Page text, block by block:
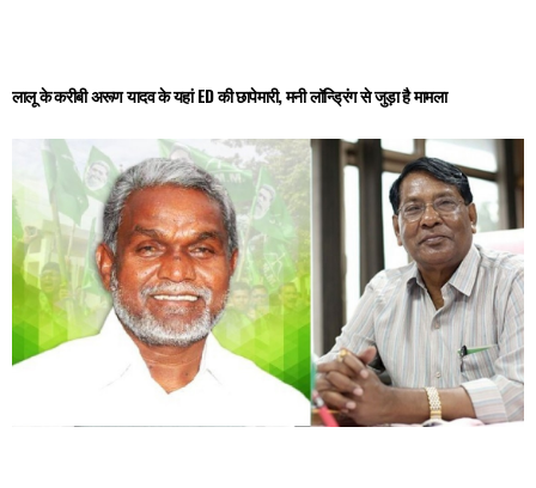
लालू के करीबी अरूण यादव के यहां ED की छापेमारी, मनी लॉन्ड्रिंग से जुड़ा है मामला